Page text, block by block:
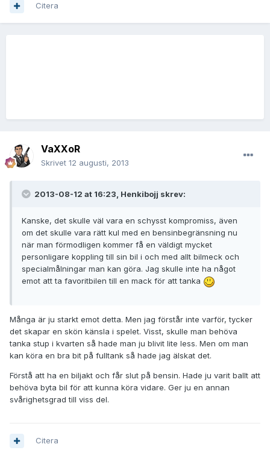
Citera
VaXXoR
Skrivet 12 augusti, 2013
2013-08-12 at 16:23, Henkibojj skrev:
Kanske, det skulle väl vara en schysst kompromiss, även
om det skulle vara rätt kul med en bensinbegränsning nu
när man förmodligen kommer få en väldigt mycket
personligare koppling till sin bil i och med allt bilmeck och
specialmålningar man kan göra. Jag skulle inte ha något
emot att ta favoritbilen till en mack för att tanka
Många är ju starkt emot detta. Men jag förstår inte varför, tycker
det skapar en skön känsla i spelet. Visst, skulle man behöva
tanka stup i kvarten så hade man ju blivit lite less. Men om man
kan köra en bra bit på fulltank så hade jag älskat det.
Förstå att ha en biljakt och får slut på bensin. Hade ju varit ballt att
behöva byta bil för att kunna köra vidare. Ger ju en annan
svårighetsgrad till viss del.
Citera